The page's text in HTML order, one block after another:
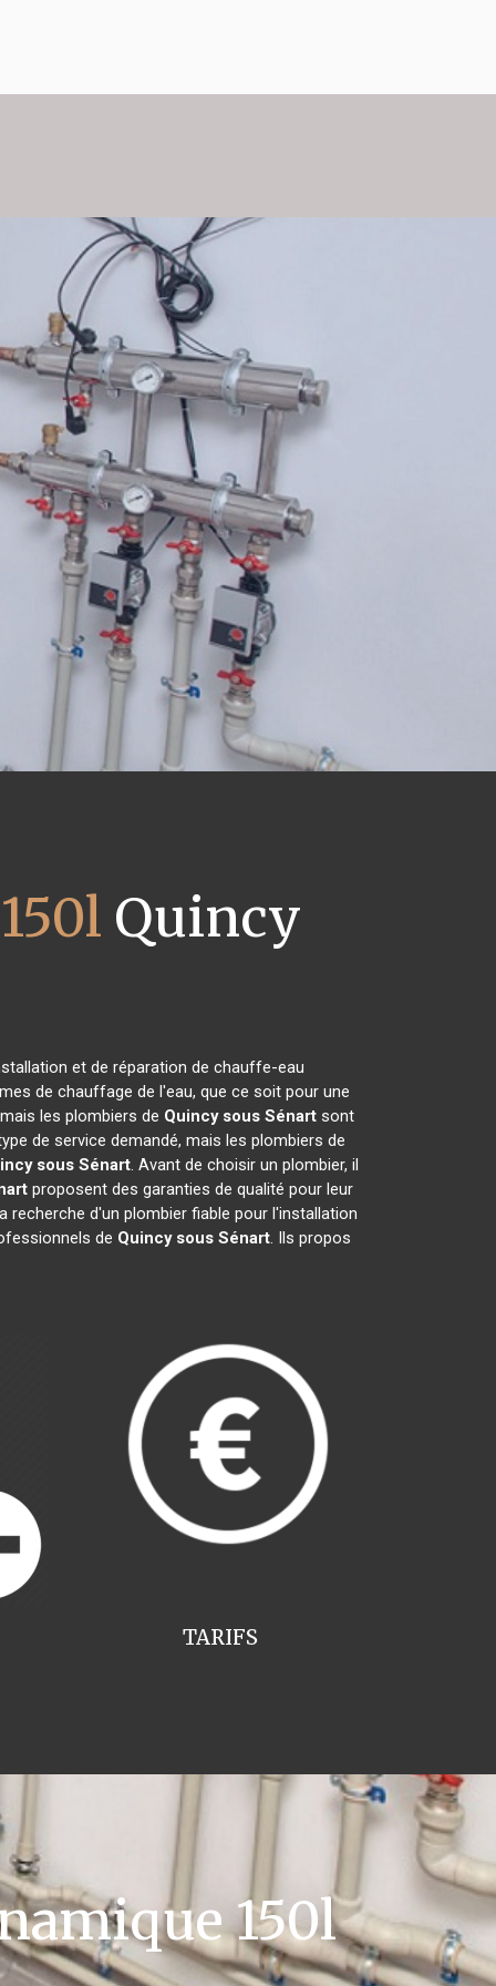
Quincy
et de réparation de chauffe-eau
de chauffage de l'eau, que ce soit pour une
les plombiers de Quincy sous Sénartsont
de service demandé, mais les plombiers de
sous Sénart. Avant de choisir un plombier, il
proposent des garanties de qualité pour leur
recherche d'un plombier fiable pour l'installation
de Quincy sous Sénart. Ils propos
TARIFS
150l